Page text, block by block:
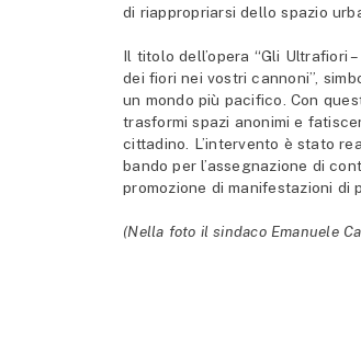
di riappropriarsi dello spazio
Il titolo dell’opera “Gli Ultrafiori
dei fiori nei vostri cannoni”,
un mondo più pacifico. Con
trasformi spazi anonimi e
cittadino. L’intervento è stato
bando per l’assegnazione di
promozione di manifestazioni di
(Nella foto il sindaco Emanuele